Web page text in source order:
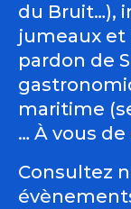
du Bruit…),
jumeaux et
pardon de
maritime
… À vous de
Consultez